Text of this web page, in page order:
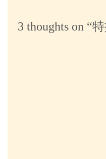
3 thoughts on “